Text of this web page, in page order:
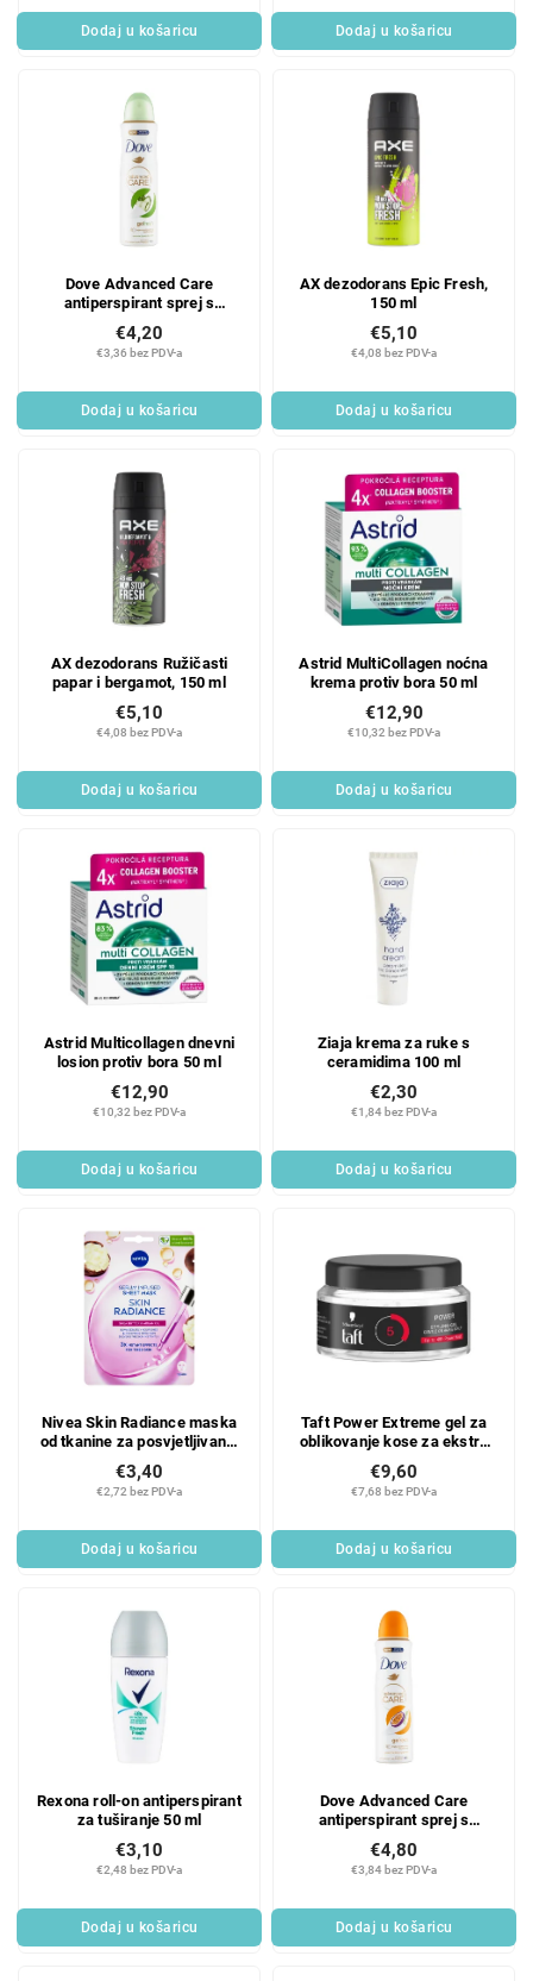
Dodaj u košaricu Dodaj u košaricu
Dove Advanced Care
antiperspirant sprej s
mirisom krastavca, 150 ml
€3,36 bez PDV-a
€4,20
Dodaj u košaricu
AX dezodorans Epic Fresh,
150 ml
€4,08 bez PDV-a
€5,10
Dodaj u košaricu
AX dezodorans Ružičasti
papar i bergamot, 150 ml
€4,08 bez PDV-a
€5,10
Dodaj u košaricu
Astrid MultiCollagen noćna
krema protiv bora 50 ml
€10,32 bez PDV-a
€12,90
Dodaj u košaricu
Astrid Multicollagen dnevni
losion protiv bora 50 ml
€10,32 bez PDV-a
€12,90
Dodaj u košaricu
Ziaja krema za ruke s
ceramidima 100 ml
€1,84 bez PDV-a
€2,30
Dodaj u košaricu
Nivea Skin Radiance maska
od tkanine za posvjetljivanje
€2,72 bez PDV-a
€3,40
Dodaj u košaricu
Taft Power Extreme gel za
oblikovanje kose za ekstra
€7,68 bez PDV-a
€9,60
Dodaj u košaricu
Rexona roll-on antiperspirant
za tuširanje 50 ml
€2,48 bez PDV-a
€3,10
Dodaj u košaricu
Dove Advanced Care
antiperspirant sprej s
mirisom marakuje i limunske
trave 150 ml
€3,84 bez PDV-a
€4,80
Dodaj u košaricu